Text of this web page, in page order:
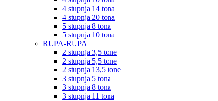
4 stupnja 14 tona
4 stupnja 20 tona
5 stupnja 8 tona
5 stupnja 10 tona
RUPA-RUPA
2 stupnja 3,5 tone
2 stupnja 5,5 tone
2 stupnja 13,5 tone
3 stupnja 5 tona
3 stupnja 8 tona
3 stupnja 11 tona